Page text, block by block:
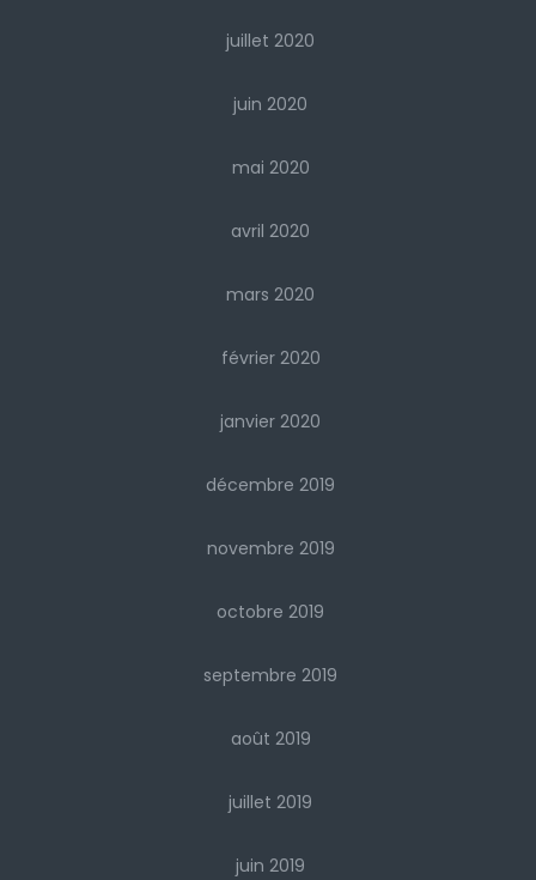
juillet 2020
juin 2020
mai 2020
avril 2020
mars 2020
février 2020
janvier 2020
décembre 2019
novembre 2019
octobre 2019
septembre 2019
août 2019
juillet 2019
juin 2019